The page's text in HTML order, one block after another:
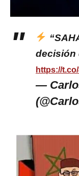
decisión
https://
—